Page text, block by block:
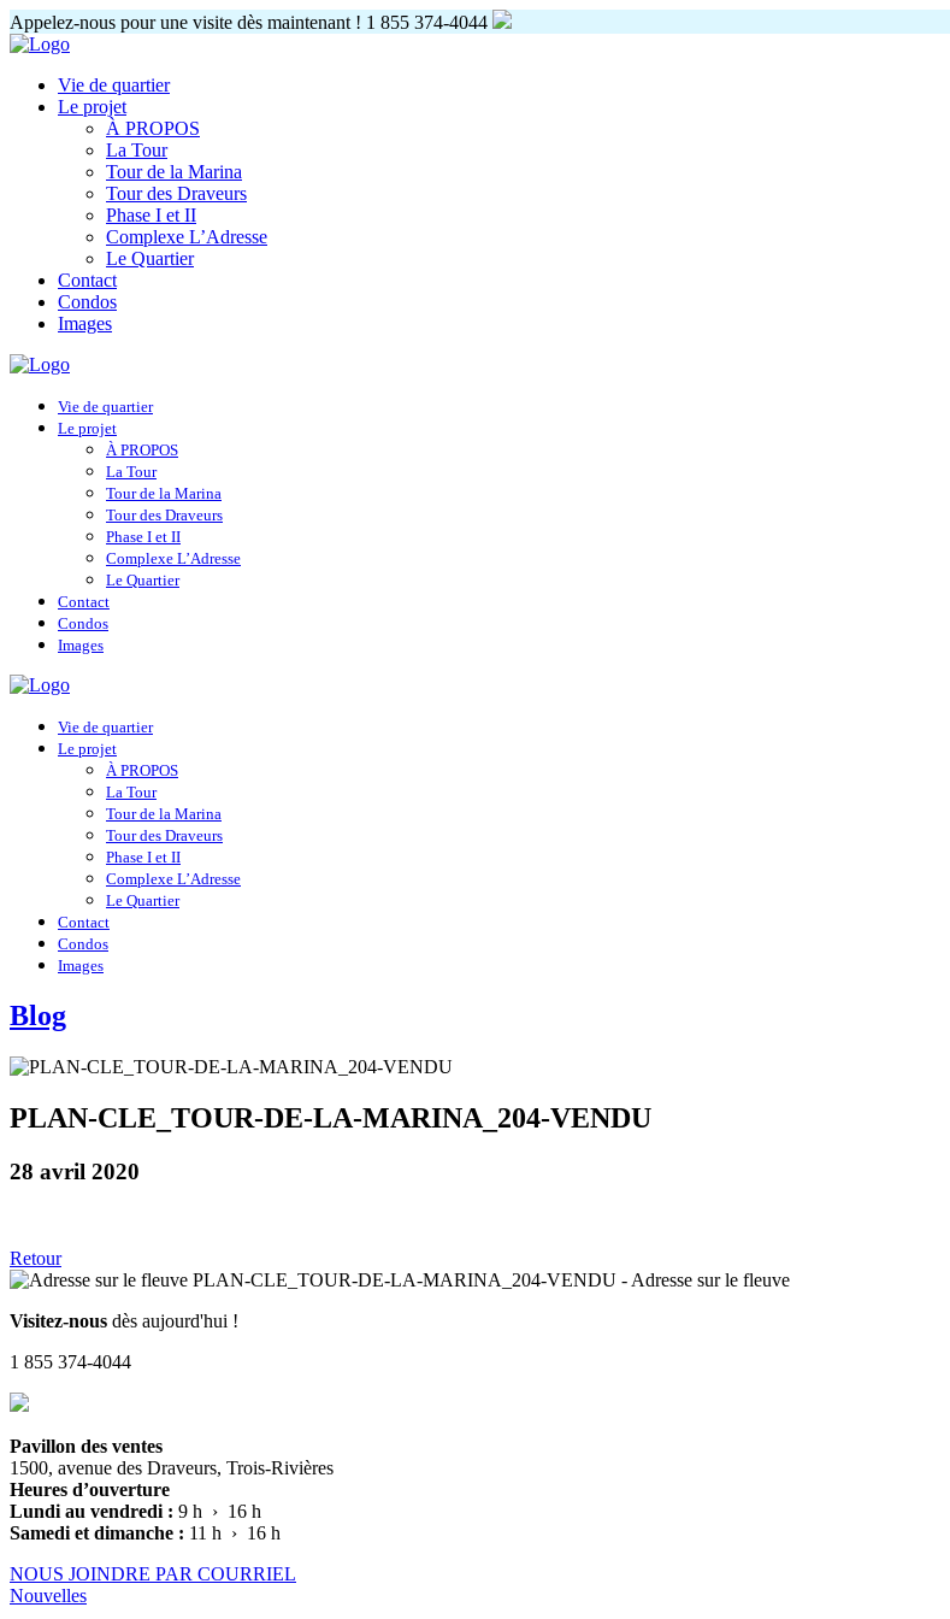
Appelez-nous pour une visite dès maintenant ! 1 855 374-4044
Vie de quartier
Le projet
À PROPOS
La Tour
Tour de la Marina
Tour des Draveurs
Phase I et II
Complexe L’Adresse
Le Quartier
Contact
Condos
Images
Vie de quartier
Le projet
À PROPOS
La Tour
Tour de la Marina
Tour des Draveurs
Phase I et II
Complexe L’Adresse
Le Quartier
Contact
Condos
Images
Vie de quartier
Le projet
À PROPOS
La Tour
Tour de la Marina
Tour des Draveurs
Phase I et II
Complexe L’Adresse
Le Quartier
Contact
Condos
Images
Blog
PLAN-CLE_TOUR-DE-LA-MARINA_204-VENDU
28 avril 2020
Retour
Visitez-nous dès aujourd'hui !
1 855 374-4044
Pavillon des ventes
1500, avenue des Draveurs, Trois-Rivières
Heures d’ouverture
Lundi au vendredi : 9 h › 16 h
Samedi et dimanche : 11 h › 16 h
NOUS JOINDRE PAR COURRIEL
Nouvelles